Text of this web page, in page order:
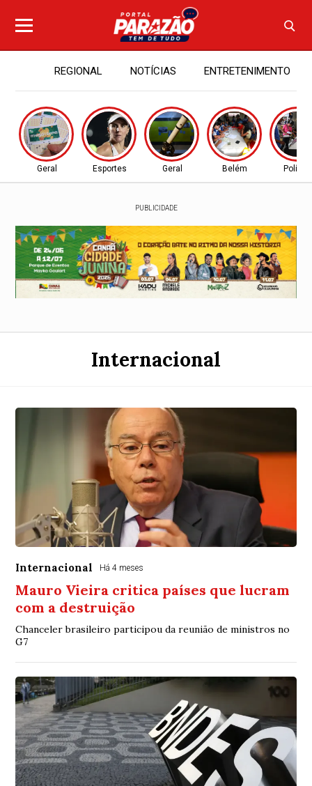
REGIONAL NOTÍCIAS ENTRETENIMENTO
Geral Esportes Geral Belém Política
PUBLICIDADE
Internacional
Internacional Há 4 meses
Mauro Vieira critica países que lucram
com a destruição
Chanceler brasileiro participou da reunião de ministros no
G7